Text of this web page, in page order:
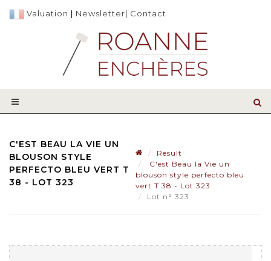
Valuation | Newsletter| Contact
C'EST BEAU LA VIE UN
BLOUSON STYLE
PERFECTO BLEU VERT T
38 - LOT 323
Result
C'est Beau la Vie un
blouson style perfecto bleu
vert T 38 - Lot 323
Lot n° 323